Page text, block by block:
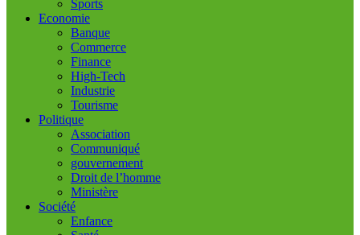
Sports
Economie
Banque
Commerce
Finance
High-Tech
Industrie
Tourisme
Politique
Association
Communiqué
gouvernement
Droit de l’homme
Ministère
Société
Enfance